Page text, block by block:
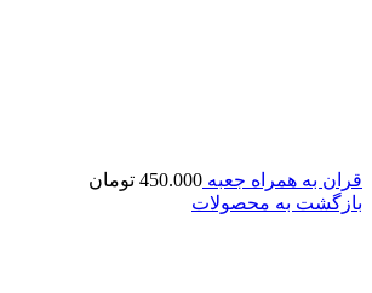
قران به همراه جعبه 450.000 تومان
بازگشت به محصولات